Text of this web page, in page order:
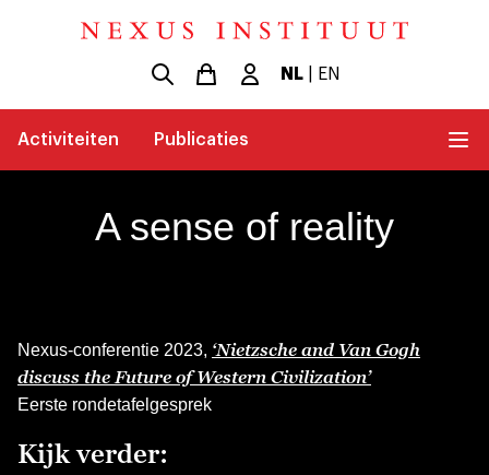
NL| EN
Activiteiten Publicaties
A sense of reality
Nexus-conferentie 2023, ‘Nietzsche and Van Gogh
discuss the Future of Western Civilization’
Eerste rondetafelgesprek
Kijk verder: